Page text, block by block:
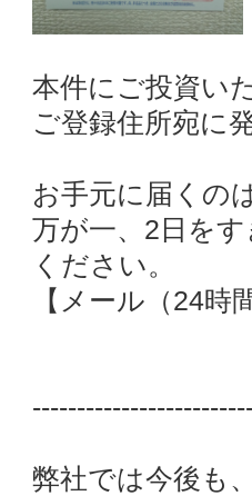
本件にご投資い
ご登録住所宛に
お手元に届くの
万が一、2日を
ください。
【メール（24時
弊社では今後も